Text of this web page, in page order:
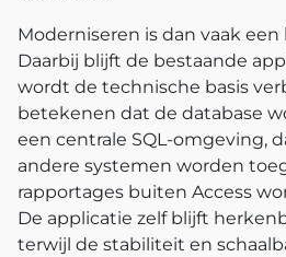
Moderniseren is dan vaak
Daarbij blijft de bestaande
wordt de technische basis
betekenen dat de database
een centrale SQL-omgeving,
andere systemen worden
rapportages buiten Access
De applicatie zelf blijft
terwijl de stabiliteit en